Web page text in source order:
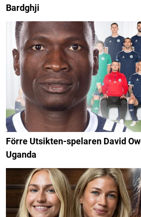
Bardghji
Förre Utsikten-spelaren David
Uganda